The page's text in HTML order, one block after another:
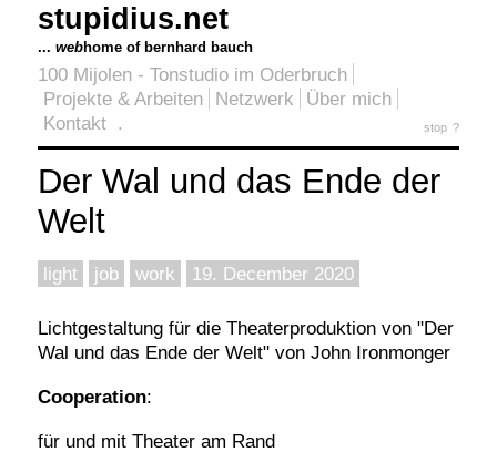
stupidius.net
... webhome of bernhard bauch
100 Mijolen - Tonstudio im Oderbruch
Projekte & Arbeiten
Netzwerk
Über mich
Kontakt . stop ?
Der Wal und das Ende der
Welt
light job work 19. December 2020
Lichtgestaltung für die Theaterproduktion von "Der
Wal und das Ende der Welt" von John Ironmonger
Cooperation:
für und mit Theater am Rand